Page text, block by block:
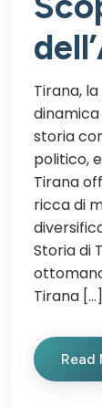
Tirana,
storia
politico,
Tirana
ricca di
Storia di
Tirana […]
Read